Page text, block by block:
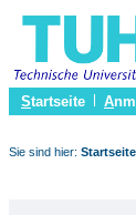
Startseite A
Sie sind hier: Startseite